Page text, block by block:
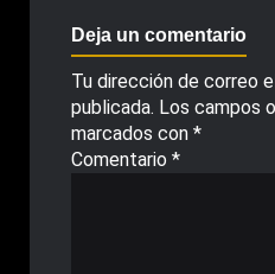
Deja un comentario
Tu dirección de correo
publicada. Los campos
marcados con *
Comentario *